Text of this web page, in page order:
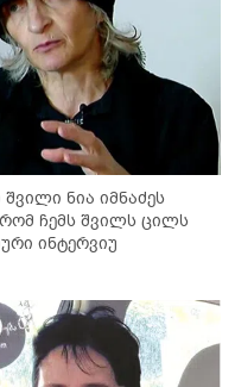
ნია იმნაძეს
ჩემს შვილს ცილს
ინტერვიუ